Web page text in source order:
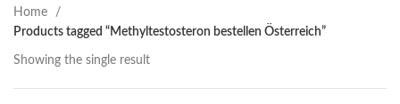
Home
Products tagged “Methyltestosteron bestellen Österreich”
Showing the single result